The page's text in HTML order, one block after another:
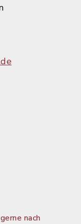
nach